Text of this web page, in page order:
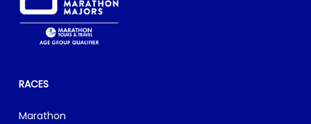
RACES
Marathon